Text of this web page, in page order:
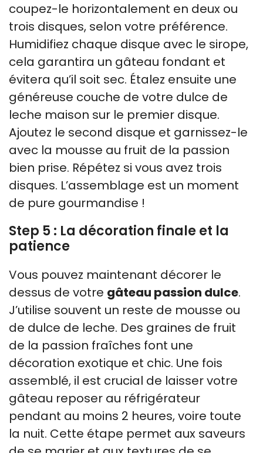
coupez-le horizontalement en deux ou
trois disques, selon votre préférence.
Humidifiez chaque disque avec le sirope,
cela garantira un gâteau fondant et
évitera qu’il soit sec. Étalez ensuite une
généreuse couche de votre dulce de
leche maison sur le premier disque.
Ajoutez le second disque et garnissez-le
avec la mousse au fruit de la passion
bien prise. Répétez si vous avez trois
disques. L’assemblage est un moment
de pure gourmandise !
Step 5 : La décoration finale et la
patience
Vous pouvez maintenant décorer le
dessus de votre gâteau passion dulce.
J’utilise souvent un reste de mousse ou
de dulce de leche. Des graines de fruit
de la passion fraîches font une
décoration exotique et chic. Une fois
assemblé, il est crucial de laisser votre
gâteau reposer au réfrigérateur
pendant au moins 2 heures, voire toute
la nuit. Cette étape permet aux saveurs